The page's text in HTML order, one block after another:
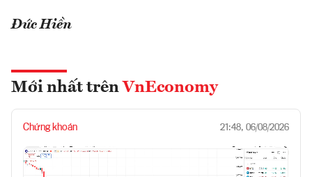
Đức Hiền
Mới nhất trên VnEconomy
Chứng khoán 21:48, 06/08/2026